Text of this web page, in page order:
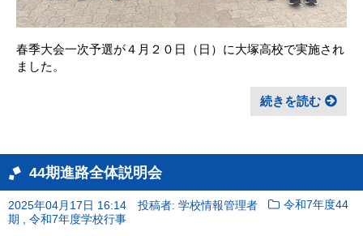
春季大会一次予選が４月２０日（日）に大塚高校で実施され
ました。
続きを読む
44期進路全体説明会
2025年04月17日 16:14 投稿者: 学校情報管理者
令和7年度44
期 , 令和7年度学校行事